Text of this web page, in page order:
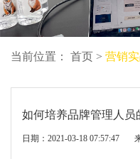
当前位置： 首页 > 营销
如何培养品牌管理人员
日期：2021-03-18 07:57:47